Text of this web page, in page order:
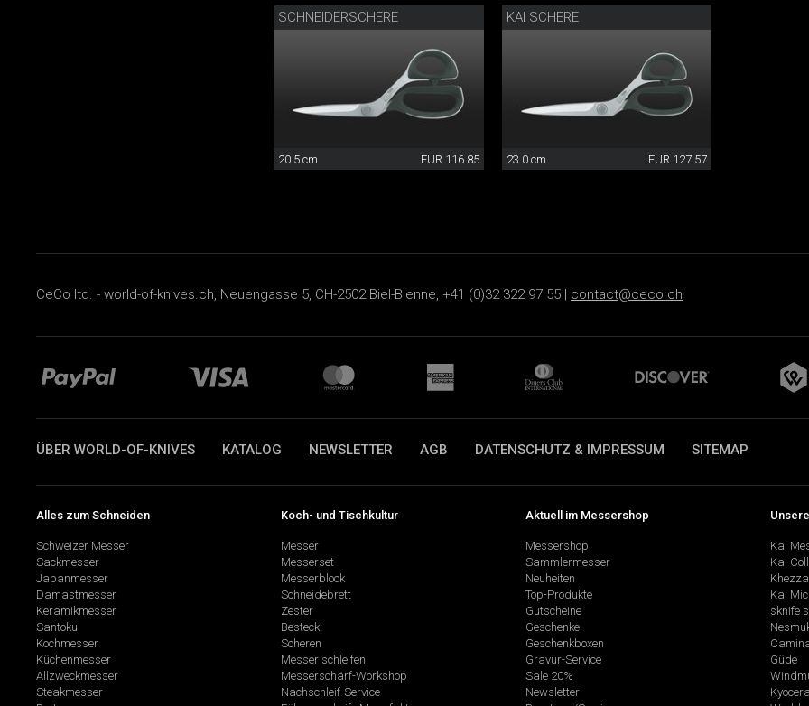
SCHNEIDERSCHERE
20.5 cm EUR 116.85
KAI SCHERE
23.0 cm EUR 127.57
CeCo ltd. - world-of-knives.ch, Neuengasse 5, CH-2502 Biel-Bienne, +41 (0)32 322 97 55 | contact@ceco.ch
ÜBER WORLD-OF-KNIVES KATALOG NEWSLETTER AGB DATENSCHUTZ & IMPRESSUM SITEMAP
Alles zum Schneiden
Schweizer Messer
Sackmesser
Japanmesser
Damastmesser
Keramikmesser
Santoku
Kochmesser
Küchenmesser
Allzweckmesser
Steakmesser
Koch- und Tischkultur
Messer
Messerset
Messerblock
Schneidebrett
Zester
Besteck
Scheren
Messer schleifen
Messerschärf-Workshop
Nachschleif-Service
Aktuell im Messershop
Messershop
Sammlermesser
Neuheiten
Top-Produkte
Gutscheine
Geschenke
Geschenkboxen
Gravur-Service
Sale 20%
Newsletter
Kai
Kai
Kai
sknife
Güde